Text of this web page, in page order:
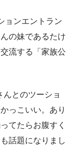
ョンエントラン
の妹であるたけ
流する「家族公
とのツーショ
っこいい。あり
てたらお腹すく
話題になりまし